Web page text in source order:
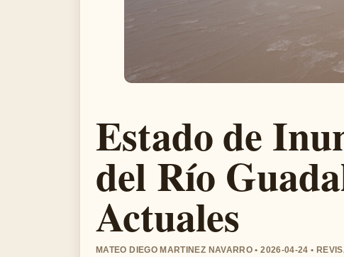
Estado de
del Río
Actuales
MATEO DIEGO MARTINEZ NAVARRO • 2026-04-24 •